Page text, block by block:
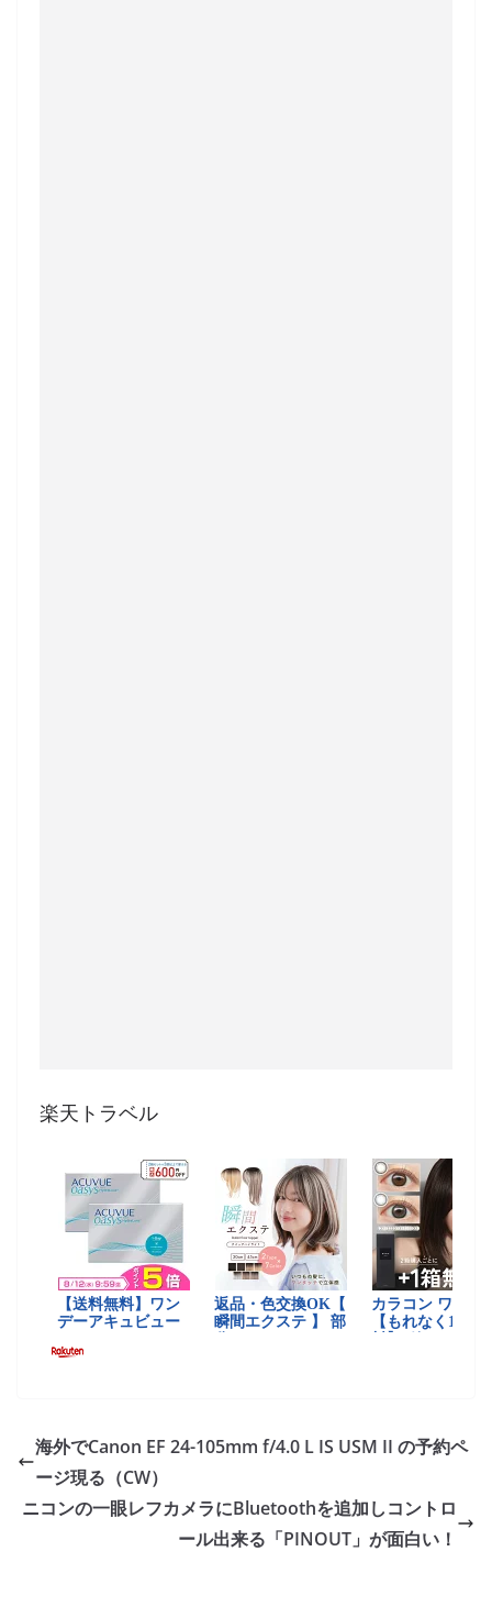
楽天トラベル
海外でCanon EF 24-105mm f/4.0 L IS USM II の予約ペ
ージ現る（CW）
ニコンの一眼レフカメラにBluetoothを追加しコントロ
ール出来る「PINOUT」が面白い！